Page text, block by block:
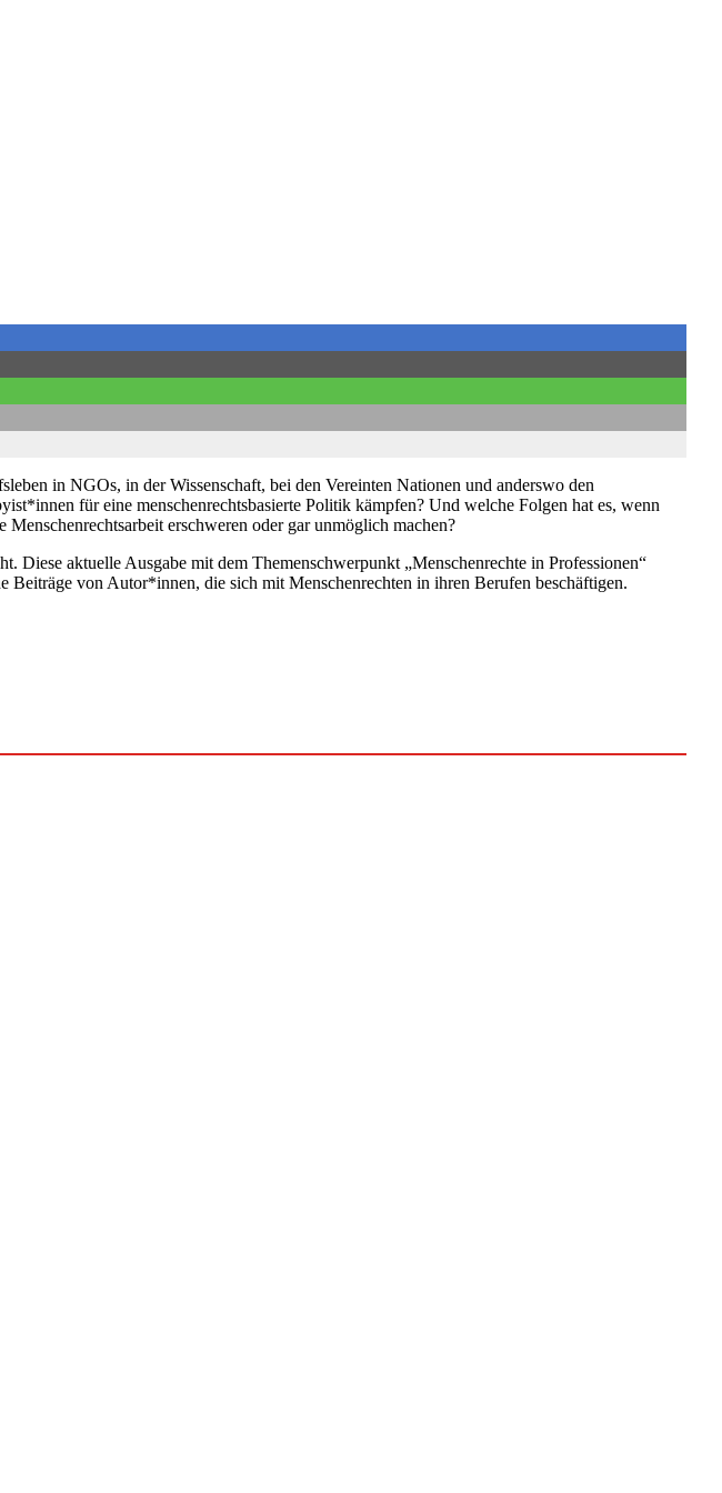
in NGOs, in der Wissenschaft, bei den Vereinten Nationen und anderswo den
für eine menschenrechtsbasierte Politik kämpfen? Und welche Folgen hat es, wenn
erschweren oder gar unmöglich machen?
aktuelle Ausgabe mit dem Themenschwerpunkt „Menschenrechte in Professionen“
Beiträge von Autor*innen, die sich mit Menschenrechten in ihren Berufen beschäftigen.